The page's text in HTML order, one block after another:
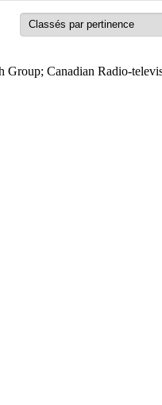
Group; Canadian Radio-